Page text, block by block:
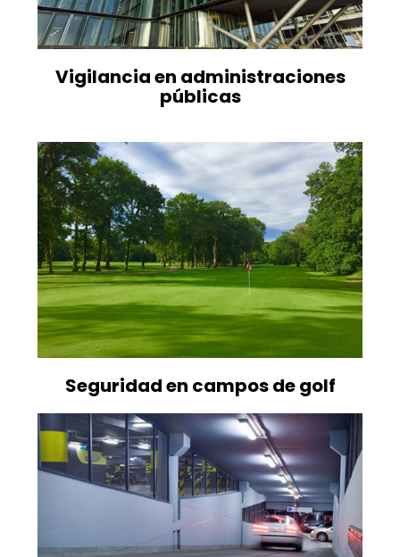
Vigilancia en administraciones
públicas
Seguridad en campos de golf